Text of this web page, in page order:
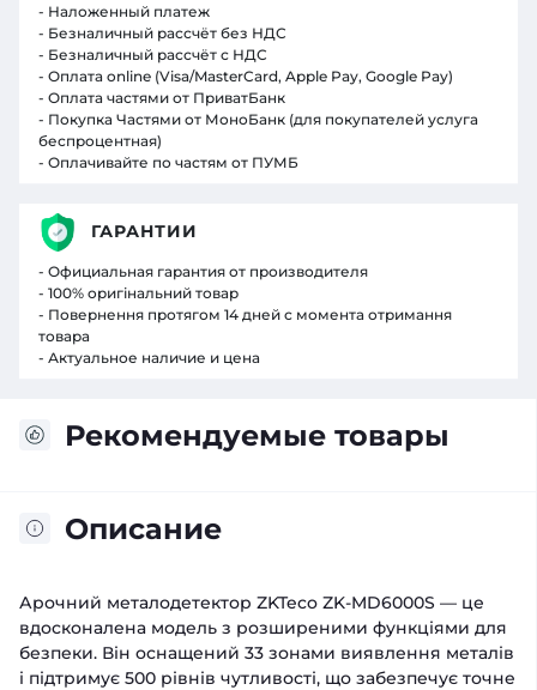
Рекомендуемые товары
Описание
Арочний металодетектор ZKTeco ZK-MD6000S — це
вдосконалена модель з розширеними функціями для
безпеки. Він оснащений 33 зонами виявлення металів
і підтримує 500 рівнів чутливості, що забезпечує точне
- Наложенный платеж
- Безналичный рассчёт без НДС
- Безналичный рассчёт с НДС
- Оплата online (Visa/MasterCard, Apple Pay, Google Pay)
- Оплата частями от ПриватБанк
- Покупка Частями от МоноБанк (для покупателей услуга
беспроцентная)
- Оплачивайте по частям от ПУМБ
ГАРАНТИИ
- Официальная гарантия от производителя
- 100% оригінальний товар
- Повернення протягом 14 дней с момента отримання
товара
- Актуальное наличие и цена